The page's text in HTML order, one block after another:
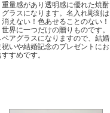
重量感があり透明感に優れた焼酎
グラスになります。名入れ彫刻は
消えない！色あせることのない！
世界に一つだけの贈りものです。
ペアグラスになりますので、結婚
祝いや結婚記念のプレゼントにお
すすめです。